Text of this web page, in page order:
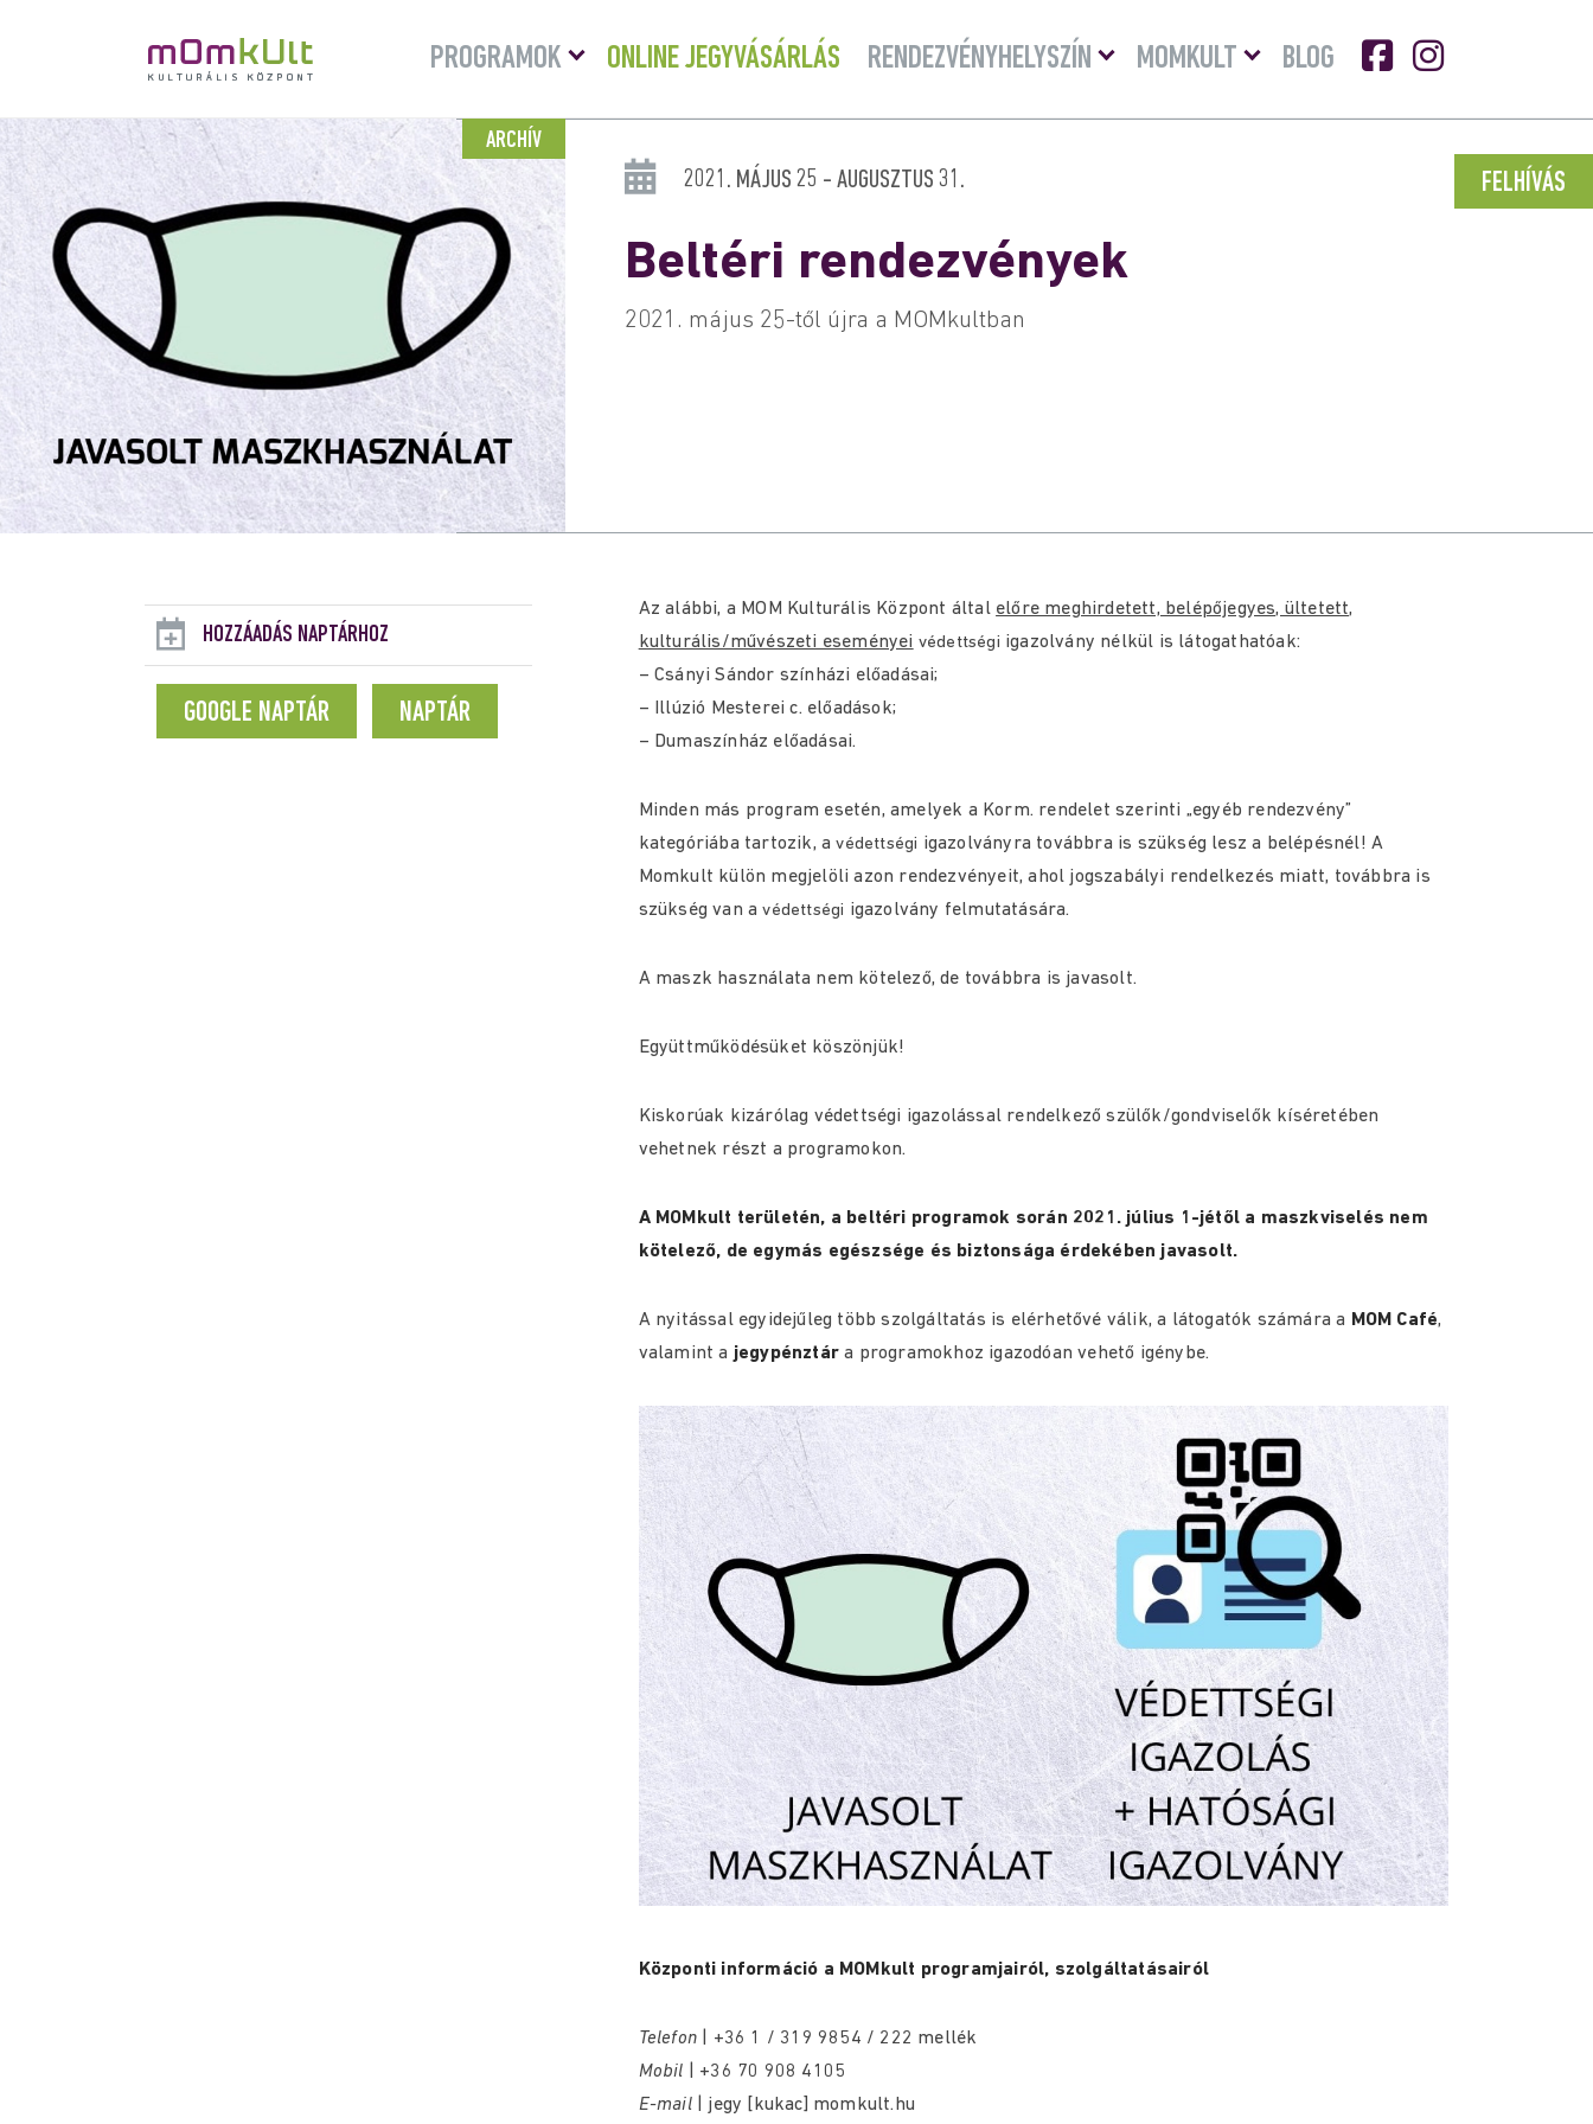
PROGRAMOK
Menü
lenyitása
ONLINE JEGYVÁSÁRLÁS RENDEZVÉNYHELYSZÍN
Menü
lenyitásaMOMKULT
Menü
lenyitása
BLOG
ARCHÍV
FELHÍVÁS
2021. MÁJUS 25 - AUGUSZTUS 31.
Beltéri rendezvények
2021. május 25-től újra a MOMkultban
HOZZÁADÁS NAPTÁRHOZ
GOOGLE NAPTÁR NAPTÁR
Az alábbi, a MOM Kulturális Központ által előre meghirdetett, belépőjegyes, ültetett,
kulturális/művészeti eseményei védettségi igazolvány nélkül is látogathatóak:
– Csányi Sándor színházi előadásai;
– Illúzió Mesterei c. előadások;
– Dumaszínház előadásai.
Minden más program esetén, amelyek a Korm. rendelet szerinti „egyéb rendezvény”
kategóriába tartozik, avédettségi igazolványra továbbra is szükség lesz a belépésnél! A
Momkult külön megjelöli azon rendezvényeit, ahol jogszabályi rendelkezés miatt, továbbra is
szükség van avédettségi igazolvány felmutatására.
A maszk használata nem kötelező, de továbbra is javasolt.
Együttműködésüket köszönjük!
Kiskorúak kizárólag védettségi igazolással rendelkező szülők/gondviselők kíséretében
vehetnek részt a programokon.
A MOMkult területén, a beltéri programok során 2021. július 1-jétől a maszkviselés nem
kötelező, de egymás egészsége és biztonsága érdekében javasolt.
A nyitással egyidejűleg több szolgáltatás is elérhetővé válik, a látogatók számára a MOM Café,
valamint a jegypénztár a programokhoz igazodóan vehető igénybe.
Központi információ a MOMkult programjairól, szolgáltatásairól
Telefon | +36 1 / 319 9854 / 222 mellék
Mobil
| +36 70 908 4105
E-mail| jegy [kukac] momkult.hu